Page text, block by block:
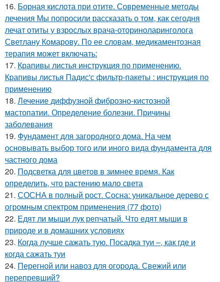
16. Борная кислота при отите. Современные методы
лечения Мы попросили рассказать о том, как сегодня
лечат отиты у взрослых врача-оториноларинголога
Светлану Комарову. По ее словам, медикаментозная
терапия может включать:
17. Крапивы листья инструкция по применению.
Крапивы листья Падис'с фильтр-пакеты : инструкция по
применению
18. Лечение диффузной фиброзно-кистозной
мастопатии. Определение болезни. Причины
заболевания
19. Фундамент для загородного дома. На чем
основывать выбор того или иного вида фундамента для
частного дома
20. Подсветка для цветов в зимнее время. Как
определить, что растению мало света
21. СОСНА в полный рост. Сосна: уникальное дерево с
огромным спектром применения (77 фото)
22. Едят ли мыши лук репчатый. Что едят мыши в
природе и в домашних условиях
23. Когда лучше сажать тую. Посадка туи –, как где и
когда сажать туи
24. Перегной или навоз для огорода. Свежий или
перепревший?